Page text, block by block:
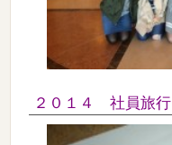
２０１４ 社員旅行